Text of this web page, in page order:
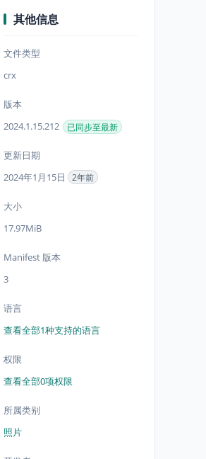
其他信息
文件类型
crx
版本
2024.1.15.212
已同步至最新
更新日期
2024年1月15日
2年前
大小
17.97MiB
Manifest 版本
3
语言
查看全部1种支持的语言
权限
查看全部0项权限
所属类别
照片